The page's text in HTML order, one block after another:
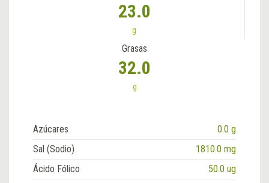
23.0
g
Grasas
32.0
g
Azúcares
0.0 g
Sal (Sodio)
1810.0 mg
Ácido Fólico
50.0 ug